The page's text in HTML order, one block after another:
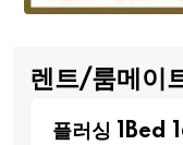
렌트/룸메이
플러싱 1Bed